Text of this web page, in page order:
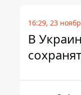
16:29, 23
В